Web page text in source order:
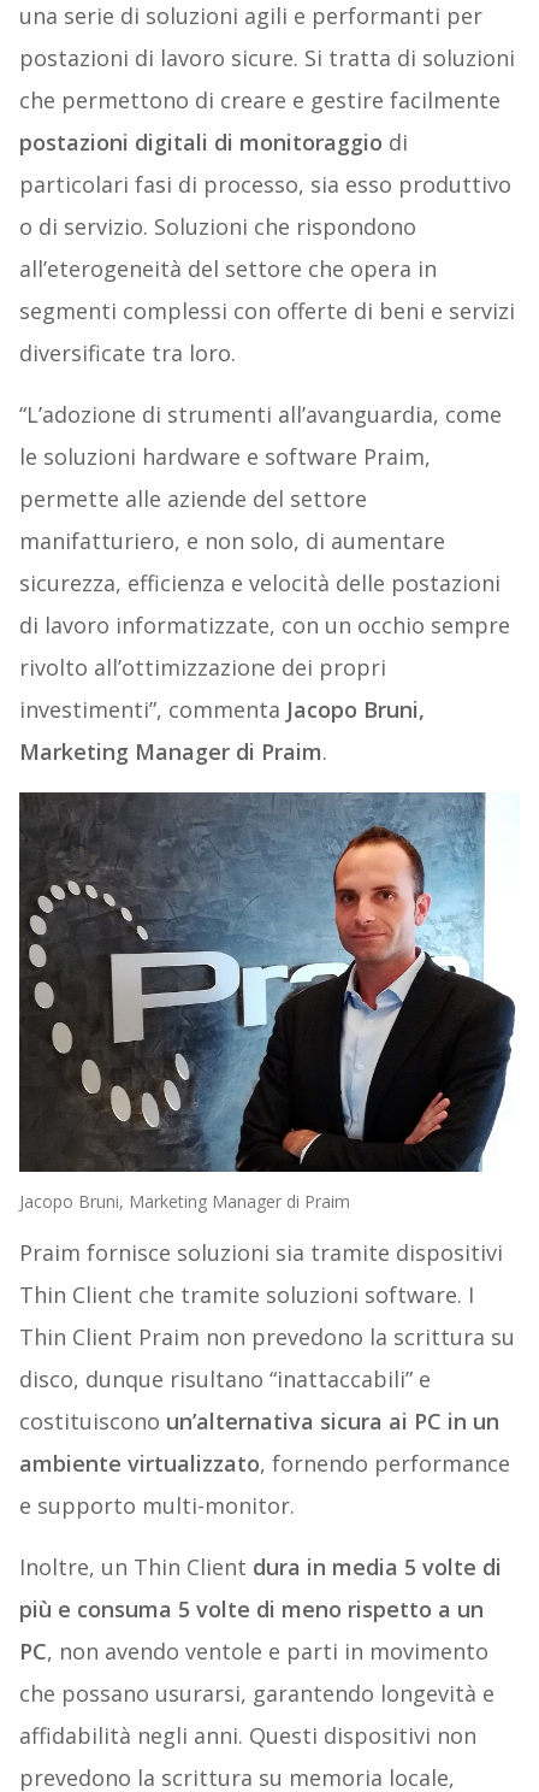
una serie di soluzioni agili e performanti per
postazioni di lavoro sicure. Si tratta di soluzioni
che permettono di creare e gestire facilmente
postazioni digitali di monitoraggio di
particolari fasi di processo, sia esso produttivo
o di servizio. Soluzioni che rispondono
all’eterogeneità del settore che opera in
segmenti complessi con offerte di beni e servizi
diversificate tra loro.
“L’adozione di strumenti all’avanguardia, come
le soluzioni hardware e software Praim,
permette alle aziende del settore
manifatturiero, e non solo, di aumentare
sicurezza, efficienza e velocità delle postazioni
di lavoro informatizzate, con un occhio sempre
rivolto all’ottimizzazione dei propri
investimenti”, commenta Jacopo Bruni,
Marketing Manager di Praim.
Jacopo Bruni, Marketing Manager di Praim
Praim fornisce soluzioni sia tramite dispositivi
Thin Client che tramite soluzioni software. I
Thin Client Praim non prevedono la scrittura su
disco, dunque risultano “inattaccabili” e
costituiscono un’alternativa sicura ai PC in un
ambiente virtualizzato, fornendo performance
e supporto multi-monitor.
Inoltre, un Thin Client dura in media 5 volte di
più e consuma 5 volte di meno rispetto a un
PC, non avendo ventole e parti in movimento
che possano usurarsi, garantendo longevità e
affidabilità negli anni. Questi dispositivi non
prevedono la scrittura su memoria locale,